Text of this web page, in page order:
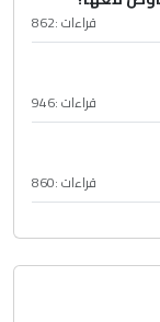
قراءات :862
قراءات :946
قراءات :860